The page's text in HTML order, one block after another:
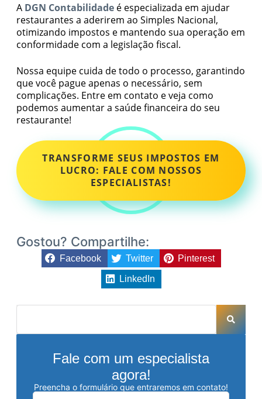
A DGN Contabilidade é especializada em ajudar
restaurantes a aderirem ao Simples Nacional,
otimizando impostos e mantendo sua operação em
conformidade com a legislação fiscal.
Nossa equipe cuida de todo o processo, garantindo
que você pague apenas o necessário, sem
complicações. Entre em contato e veja como
podemos aumentar a saúde financeira do seu
restaurante!
TRANSFORME SEUS IMPOSTOS EM
LUCRO: FALE COM NOSSOS
ESPECIALISTAS!
Gostou? Compartilhe:
Facebook Twitter Pinterest
LinkedIn
Fale com um especialista
agora!
Preencha o formulário que entraremos em contato!